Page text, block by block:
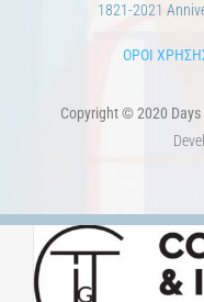
1821-2021
ΟΡΟΙ
Copyright © 2020 Days